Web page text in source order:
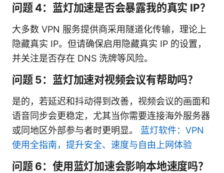
问题 4：蓝灯加速是否会暴露我的真实 IP？
大多数 VPN 服务提供商采用隧道化传输，理论上
隐藏真实 IP。但请确保启用隐藏真实 IP 的设置，
并关注是否存在 DNS 洗牌等风险。
问题 5：蓝灯加速对视频会议有帮助吗？
是的，若延迟和抖动得到改善，视频会议的画面和
语音同步会更稳定，尤其当你需要连接海外服务器
或同地区外部参与者时更明显。 蓝灯软件：VPN
使用全指南，提升安全、速度与自由上网体验
问题 6：使用蓝灯加速会影响本地速度吗？